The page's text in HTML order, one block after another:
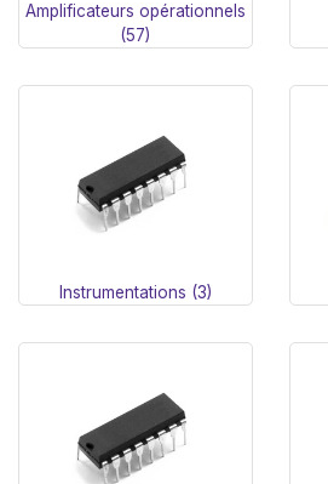
Amplificateurs opérationnels
(57)
Instrumentations (3)